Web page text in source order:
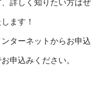
詳しく知りたい方はぜ
ます！
ターネットからお申込
申込みください。